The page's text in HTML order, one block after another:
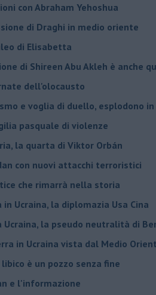
con Abraham Yehoshua
di Draghi in medio oriente
di Elisabetta
di Shireen Abu Akleh è anche
dell'olocausto
e voglia di duello, esplodono
pasquale di violenze
la quarta di Viktor Orbán
con nuovi attacchi terroristici
che rimarrà nella storia
in Ucraina, la diplomazia Usa Cina
Ucraina, la pseudo neutralità di
in Ucraina vista dal Medio
libico è un pozzo senza fine
e l'informazione